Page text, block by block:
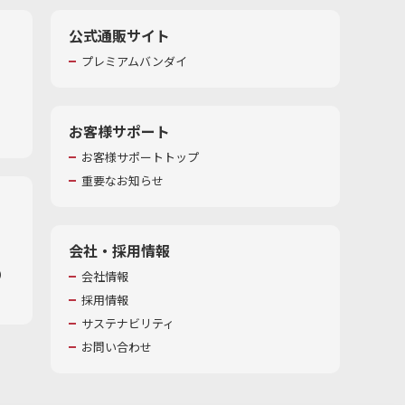
公式通販サイト
プレミアムバンダイ
お客様サポート
お客様サポートトップ
重要なお知らせ
会社・採用情報
会社情報
採用情報
サステナビリティ
お問い合わせ